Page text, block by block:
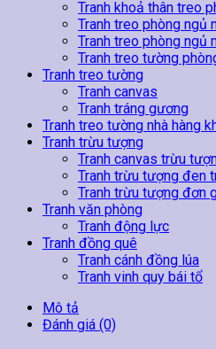
Tranh khoả thân treo
Tranh treo phòng ngủ
Tranh treo phòng ngủ
Tranh treo tường
Tranh treo tường
Tranh canvas
Tranh tráng gương
Tranh treo tường nhà hàng
Tranh trừu tượng
Tranh canvas trừu
Tranh trừu tượng đen
Tranh trừu tượng đơn
Tranh văn phòng
Tranh động lực
Tranh đồng quê
Tranh cánh đồng lúa
Tranh vinh quy bái tổ
Mô tả
Đánh giá (0)